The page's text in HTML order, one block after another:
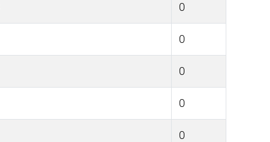
0
0
0
0
0